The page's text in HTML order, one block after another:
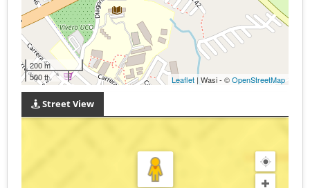
200 m
500 ft
Leaflet | Wasi - ©OpenStreetMap
Street View